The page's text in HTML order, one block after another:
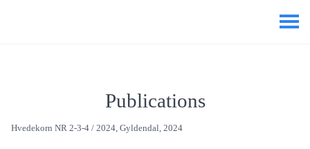
Publications
Hvedekorn NR 2-3-4 / 2024, Gyldendal, 2024